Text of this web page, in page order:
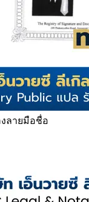
ลายมือชื่อ